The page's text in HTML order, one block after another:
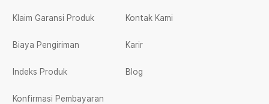
Klaim Garansi Produk
Biaya Pengiriman
Indeks Produk
Konfirmasi Pembayaran
Kontak Kami
Karir
Blog